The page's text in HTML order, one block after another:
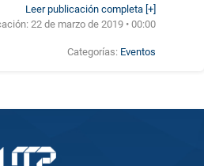
Leer publicación completa [+]
22 de marzo de 2019 • 00:00
Categorías: Eventos